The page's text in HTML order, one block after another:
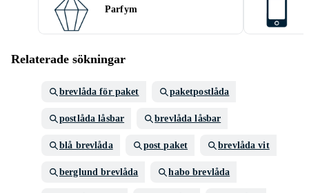
Parfym
Relaterade sökningar
brevlåda för paket paketpostlåda
postlåda låsbar brevlåda låsbar
blå brevlåda post paket brevlåda vit
berglund brevlåda habo brevlåda